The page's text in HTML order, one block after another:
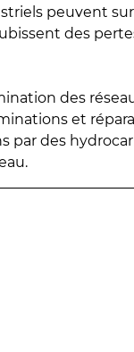
peuvent
des
des
et
par des